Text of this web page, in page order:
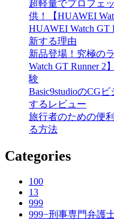
超軽量でプロフェ
供！【HUAWEI
HUAWEI Watch GT
新する理由
新品登場！究極の
Watch GT Runner
験
Basic9studioのCG
するレビュー
旅行者のための便
る方法
Categories
100
13
999
999−刑事専門弁護